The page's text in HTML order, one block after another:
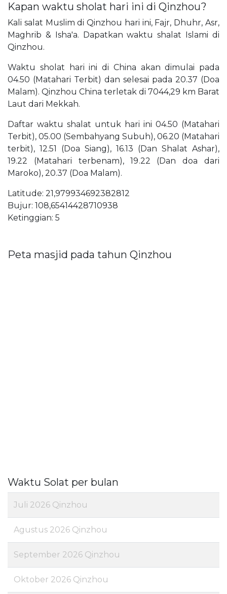
Kapan waktu sholat hari ini di Qinzhou?
Kali salat Muslim di Qinzhou hari ini, Fajr, Dhuhr, Asr,
Maghrib & Isha'a. Dapatkan waktu shalat Islami di
Qinzhou.
Waktu sholat hari ini di China akan dimulai pada
04.50 (Matahari Terbit) dan selesai pada 20.37 (Doa
Malam). Qinzhou China terletak di 7044,29 km Barat
Laut dari Mekkah.
Daftar waktu shalat untuk hari ini 04.50 (Matahari
Terbit), 05.00 (Sembahyang Subuh), 06.20 (Matahari
terbit), 12.51 (Doa Siang), 16.13 (Dan Shalat Ashar),
19.22 (Matahari terbenam), 19.22 (Dan doa dari
Maroko), 20.37 (Doa Malam).
Latitude: 21,979934692382812
Bujur: 108,65414428710938
Ketinggian: 5
Peta masjid pada tahun Qinzhou
Waktu Solat per bulan
Juli 2026 Qinzhou
Agustus 2026 Qinzhou
September 2026 Qinzhou
Oktober 2026 Qinzhou